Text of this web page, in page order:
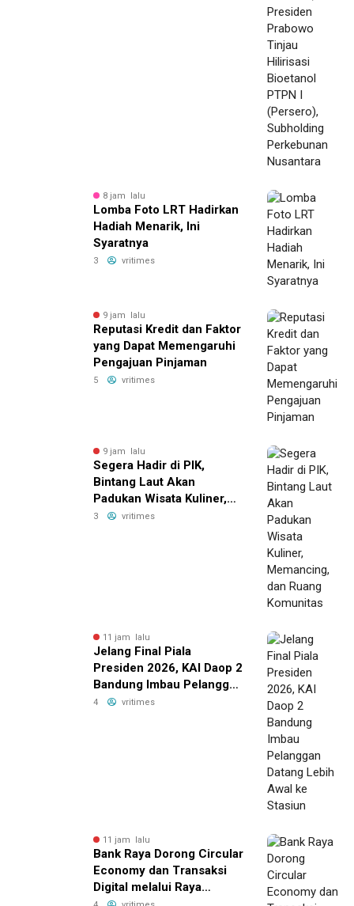
8 jam lalu
Lomba Foto LRT Hadirkan
Hadiah Menarik, Ini
Syaratnya
3 vritimes
9 jam lalu
Reputasi Kredit dan Faktor
yang Dapat Memengaruhi
Pengajuan Pinjaman
5 vritimes
9 jam lalu
Segera Hadir di PIK,
Bintang Laut Akan
Padukan Wisata Kuliner,
Memancing, dan Ruang
3 vritimes
11 jam lalu
Jelang Final Piala
Presiden 2026, KAI Daop 2
Bandung Imbau Pelanggan
Datang Lebih Awal ke
4 vritimes
11 jam lalu
Bank Raya Dorong Circular
Economy dan Transaksi
Digital melalui Raya